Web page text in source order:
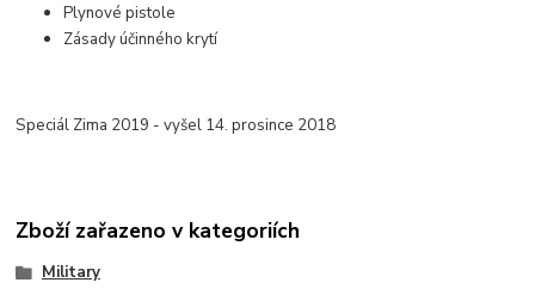
Plynové pistole
Zásady účinného krytí
Speciál Zima 2019 - vyšel 14. prosince 2018
Zboží zařazeno v kategoriích
Military